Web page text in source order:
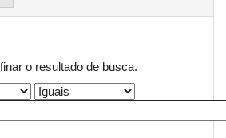
o resultado de busca.